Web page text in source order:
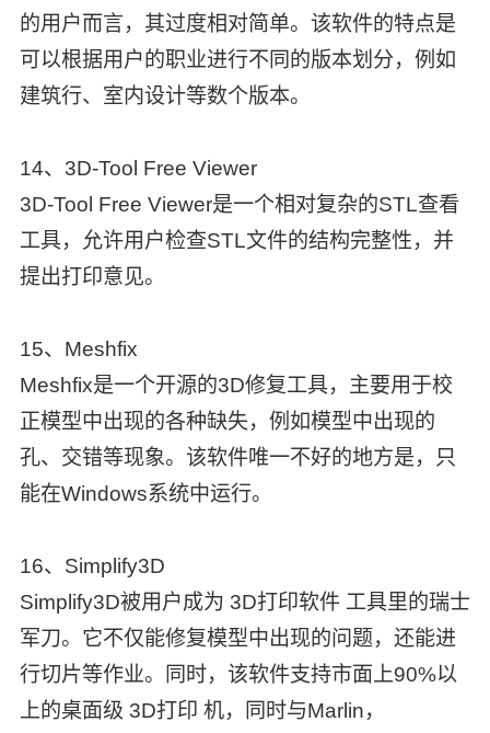
的用户而言，其过度相对简单。该软件的特点是
可以根据用户的职业进行不同的版本划分，例如
建筑行、室内设计等数个版本。
14、3D-Tool Free Viewer
3D-Tool Free Viewer是一个相对复杂的STL查看
工具，允许用户检查STL文件的结构完整性，并
提出打印意见。
15、Meshfix
Meshfix是一个开源的3D修复工具，主要用于校
正模型中出现的各种缺失，例如模型中出现的
孔、交错等现象。该软件唯一不好的地方是，只
能在Windows系统中运行。
16、Simplify3D
Simplify3D被用户成为 3D打印软件 工具里的瑞士
军刀。它不仅能修复模型中出现的问题，还能进
行切片等作业。同时，该软件支持市面上90%以
上的桌面级 3D打印 机，同时与Marlin，